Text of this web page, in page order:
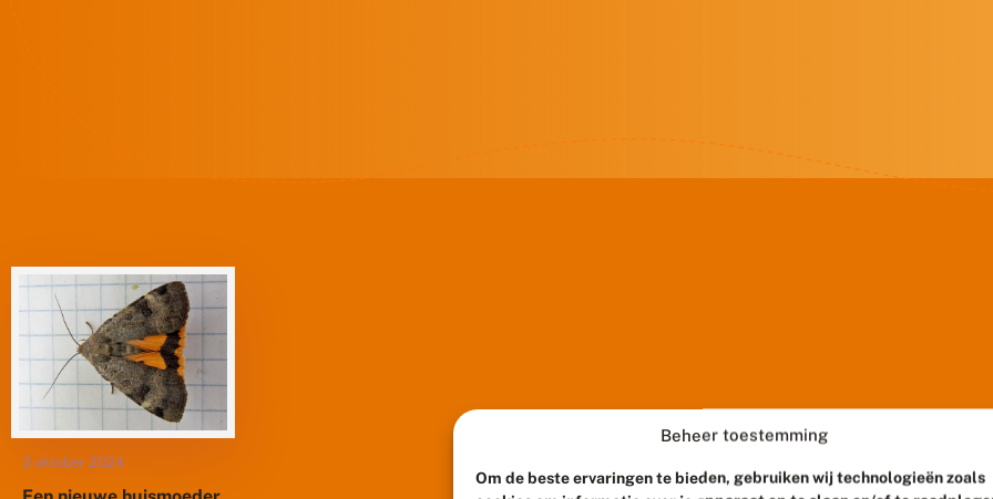
Beheer toestemming
Om de beste ervaringen te bieden, gebruiken wij technologieën zoals
3 oktober 2024